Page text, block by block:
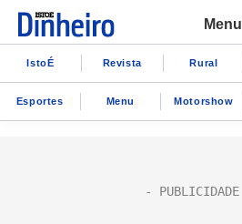
Menu
IstoÉ Revista Rural
Esportes Menu Motorshow